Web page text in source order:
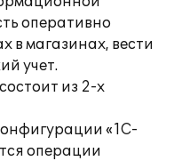
оперативно
в магазинах, вести
учет.
из 2-х
«1С-
операции